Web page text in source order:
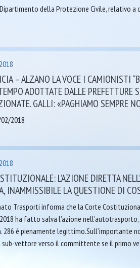
della Protezione Civile, relativo a
– ALZANO LA VOCE I CAMIONISTI
ADOTTATE DALLE PREFETTURE
GALLI: «PAGHIAMO SEMPRE
2018
L’AZIONE DIRETTA
INAMMISSIBILE LA QUESTIONE DI
Trasporti informa che la Corte
ha fatto salva l’azione nell’autotrasporto,
286 è pienamente legittimo.Sull’importante
sub-vettore verso il committente se il primo